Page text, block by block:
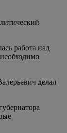
работа над
делал